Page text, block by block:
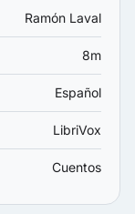
Ramón Laval
8m
Español
LibriVox
Cuentos